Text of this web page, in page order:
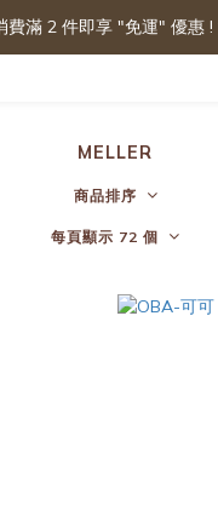
費滿 2 件即享 "免運" 優惠 !
MELLER
商品排序
每頁顯示 72 個